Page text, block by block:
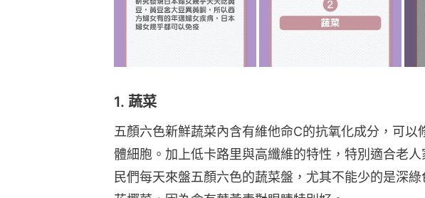
1. 蔬菜
五顏六色新鮮蔬菜內含有維他命C的抗氧化成分，可以
體細胞。加上低卡路里與高纖維的特性，特別適合老
民們每天來盤五顏六色的蔬菜盤，尤其不能少的是深